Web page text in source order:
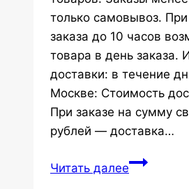
только самовывоз.
заказа до 10 часов
товара в день заказа.
доставки: в течение
Москве: Стоимость
При заказе на сумму
рублей — доставка…
Читать далееДоставка